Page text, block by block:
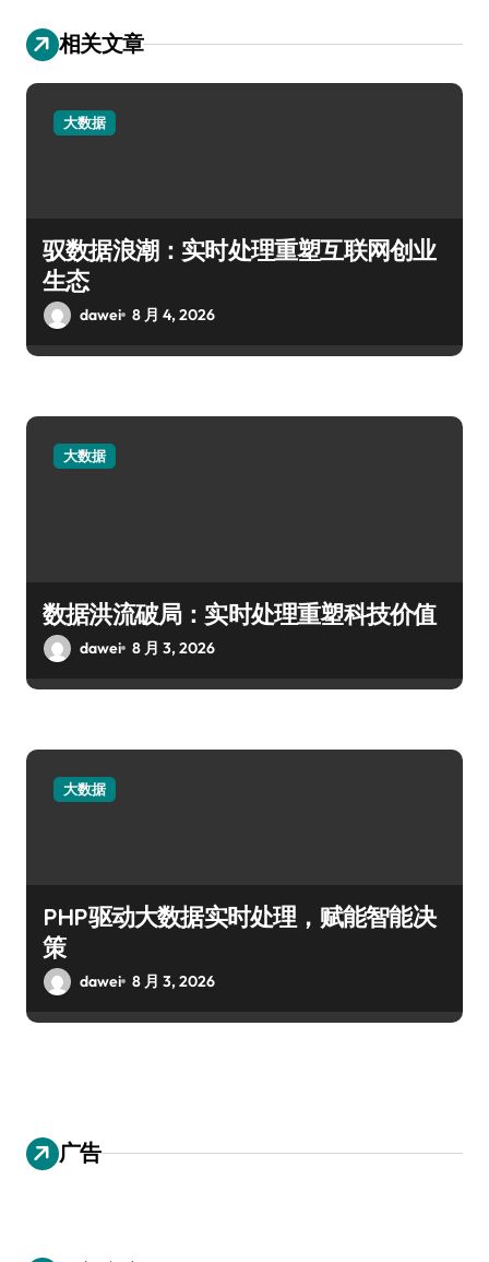
相关文章
大数据
驭数据浪潮：实时处理重塑互联网创业
生态
dawei 8 月 4, 2026
大数据
数据洪流破局：实时处理重塑科技价值
dawei 8 月 3, 2026
大数据
PHP驱动大数据实时处理，赋能智能决
策
dawei 8 月 3, 2026
广告